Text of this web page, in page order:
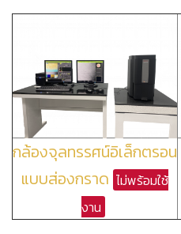
กล้องจุลทรรศน์อิเล็กตรอน
แบบส่องกราด ไม่พร้อมใช้
งาน